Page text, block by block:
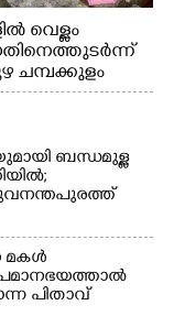
വെള്ളം
ചമ്പക്കുളം
മഴ
ഇടവേളയിൽ
കാഴ്ച.
ബന്ധമുള്ള
മകൾ
പിതാവ്